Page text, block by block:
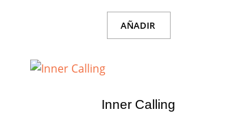
AÑADIR
Inner Calling